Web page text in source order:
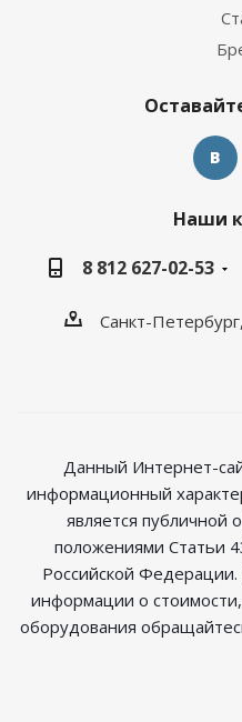
Наши
8 812 627-02-53
Санкт-
Данный Интернет-
информационный
является публичной
положениями Статьи
Российской
информации о
оборудования